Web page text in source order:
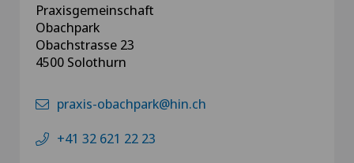
Praxisgemeinschaft
Obachpark
Obachstrasse 23‎
4500 Solothurn
praxis-obachpark@hin.ch
+41 32 621 22 23